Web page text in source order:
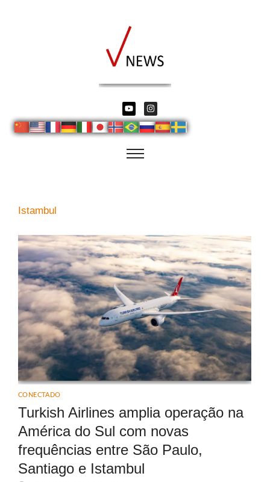
Istambul
CONECTADO
Turkish Airlines amplia operação na
América do Sul com novas
frequências entre São Paulo,
Santiago e Istambul